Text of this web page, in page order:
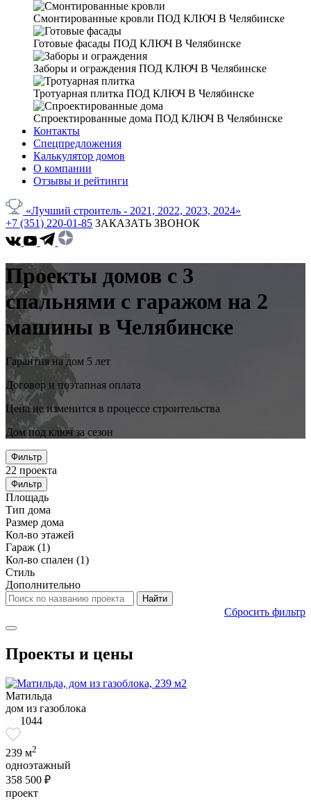
Смонтированные кровли ПОД КЛЮЧ В Челябинске
Готовые фасады ПОД КЛЮЧ В Челябинске
Заборы и ограждения ПОД КЛЮЧ В Челябинске
Тротуарная плитка ПОД КЛЮЧ В Челябинске
Спроектированные дома ПОД КЛЮЧ В Челябинске
Контакты
Спецпредложения
Калькулятор домов
О компании
Отзывы и рейтинги
«Лучший строитель - 2021, 2022, 2023, 2024»
+7 (351) 220-01-85 ЗАКАЗАТЬ ЗВОНОК
Проекты домов с 3
спальнями с гаражом на 2
машины в Челябинске
Гарантия на дом 5 лет
Договор и поэтапная оплата
Цена не изменится в процессе строительства
Дом под ключ за сезон
Фильтр
22 проекта
Фильтр
Площадь
Тип дома
Размер дома
Кол-во этажей
Гараж (1)
Кол-во спален (1)
Стиль
Дополнительно
Сбросить фильтр
Проекты и цены
Матильда
дом из газоблока
1044
239 м2
одноэтажный
358 500 ₽
проект